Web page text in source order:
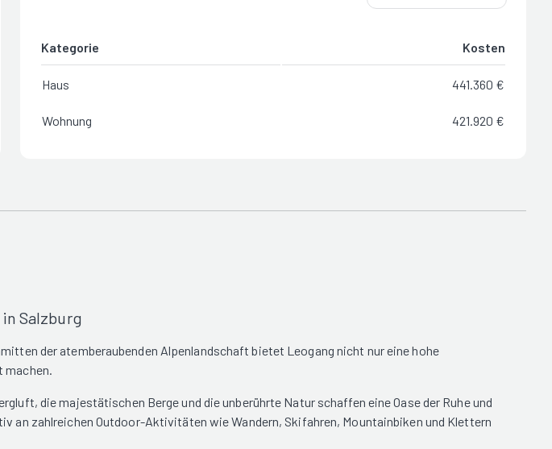
Kategorie Kosten
Haus 441.360 €
Wohnung 421.920 €
Salzburg
der atemberaubenden Alpenlandschaft bietet Leogang nicht nur eine hohe
machen.
die majestätischen Berge und die unberührte Natur schaffen eine Oase der Ruhe und
an zahlreichen Outdoor-Aktivitäten wie Wandern, Skifahren, Mountainbiken und Klettern